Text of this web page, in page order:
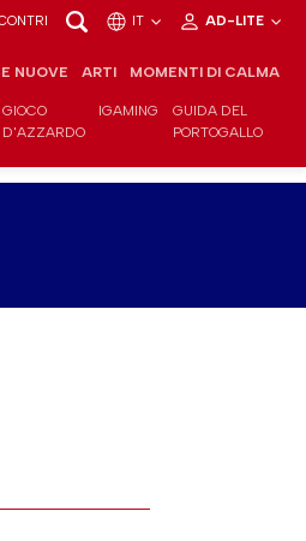
IT AD-LITE
NUOVE ARTI MOMENTI DI CALMA
GIOCO
D'AZZARDO
IGAMING
GUIDA DEL
PORTOGALLO